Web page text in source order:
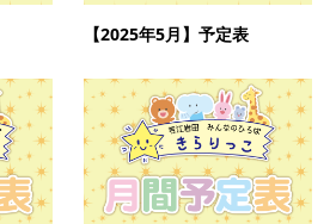
【2025年5月】予定表